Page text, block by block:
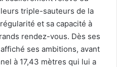
triple-sauteurs de la
et sa capacité à
rendez-vous. Dès ses
ses ambitions, avant
à 17,43 mètres qui lui a